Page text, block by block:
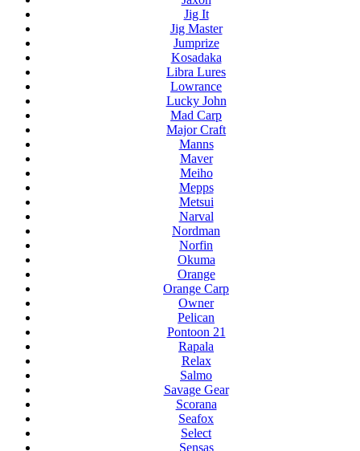
Jig It
Jig Master
Jumprize
Kosadaka
Libra Lures
Lowrance
Lucky John
Mad Carp
Major Craft
Manns
Maver
Meiho
Mepps
Metsui
Narval
Nordman
Norfin
Okuma
Orange
Orange Carp
Owner
Pelican
Pontoon 21
Rapala
Relax
Salmo
Savage Gear
Scorana
Seafox
Select
Sensas